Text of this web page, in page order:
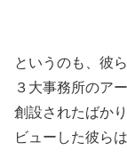
というのも、彼
３大事務所のア
創設されたばか
ビューした彼ら